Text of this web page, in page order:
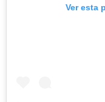
Ver esta